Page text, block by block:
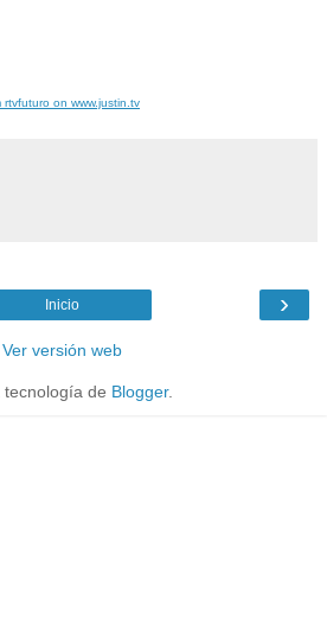
on www.justin.tv
›
Inicio
Ver versión web
tecnología de Blogger.